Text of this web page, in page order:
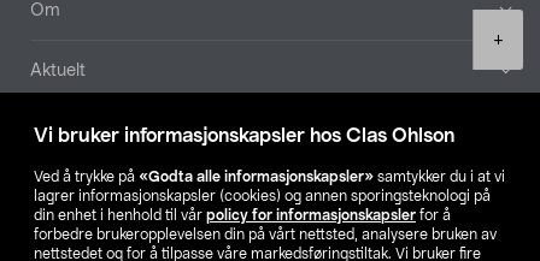
Vi bruker informasjonskapsler hos Clas Ohlson
Ved å trykke på «Godta alle informasjonskapsler» samtykker du i at vi
lagrer informasjonskapsler (cookies) og annen sporingsteknologi på
din enhet i henhold til vår policy for informasjonskapsler for å
forbedre brukeropplevelsen din på vårt nettsted, analysere bruken av
nettstedet og for å tilpasse våre markedsføringstiltak. Vi bruker fire
+
Om
Aktuelt
Våre selskaper
Finn din butikk
SE NO FI